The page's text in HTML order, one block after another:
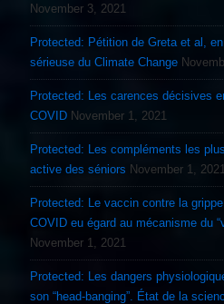
November 3, 2021
Protected: Pétition de Greta et al,
sérieuse du Climate Change
Protected: Les carences décisives
COVID November 1, 2021
Protected: Les compléments les
active des séniors November 1, 2021
Protected: Le vaccin contre la
COVID eu égard au mécanisme du
November 1, 2021
Protected: Les dangers
son “head-banging”. État de la